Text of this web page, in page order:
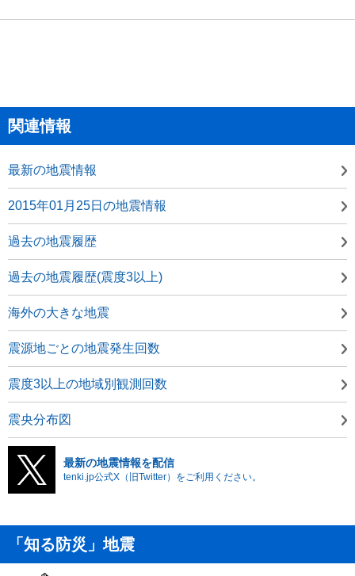
関連情報
最新の地震情報
2015年01月25日の地震情報
過去の地震履歴
過去の地震履歴(震度3以上)
海外の大きな地震
震源地ごとの地震発生回数
震度3以上の地域別観測回数
震央分布図
最新の地震情報を配信
tenki.jp公式X（旧Twitter）をご利用ください。
「知る防災」地震